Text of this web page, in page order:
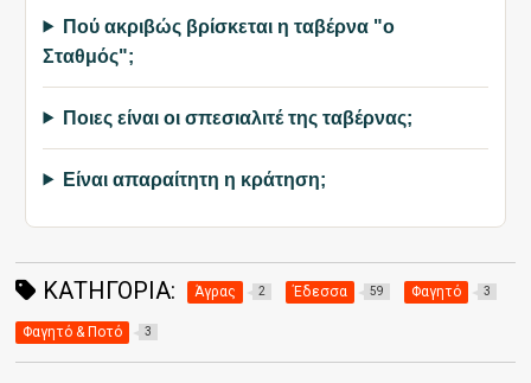
Πού ακριβώς βρίσκεται η ταβέρνα "ο
Σταθμός";
Ποιες είναι οι σπεσιαλιτέ της ταβέρνας;
Είναι απαραίτητη η κράτηση;
ΚΑΤΗΓΟΡΊΑ: Άγρας 2 Έδεσσα 59 Φαγητό 3
Φαγητό & Ποτό 3